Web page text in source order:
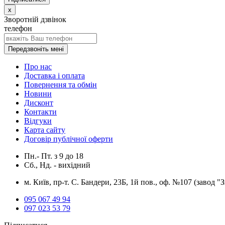
x
Зворотній дзвінок
телефон
Передзвоніть мені
Про нас
Доставка і оплата
Повернення та обмін
Новини
Дисконт
Контакти
Відгуки
Карта сайту
Договір публічної оферти
Пн.- Пт. з 9 до 18
Сб., Нд. - вихідний
м. Київ, пр-т. С. Бандери, 23Б, 1й пов., оф. №107 (завод
095 067 49 94
097 023 53 79